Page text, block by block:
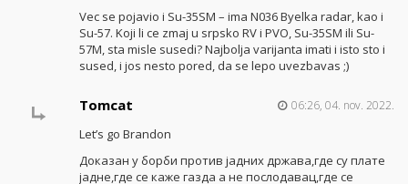
Vec se pojavio i Su-35SM – ima N036 Byelka radar, kao i
Su-57. Koji li ce zmaj u srpsko RV i PVO, Su-35SM ili Su-
57M, sta misle susedi? Najbolja varijanta imati i isto sto i
sused, i jos nesto pored, da se lepo uvezbavas ;)
Tomcat 06:26, 04. nov. 2022.
Let’s go Brandon
Доказан у борби против јадних држава,где су плате
јадне,где се каже газда а не послодавац,где се